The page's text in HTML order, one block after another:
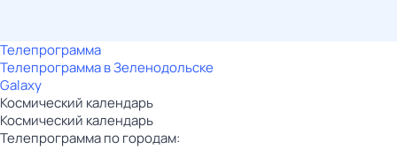
Телепрограмма
Телепрограмма в Зеленодольске
Galaxy
Космический календарь
Космический календарь
Телепрограмма по городам: